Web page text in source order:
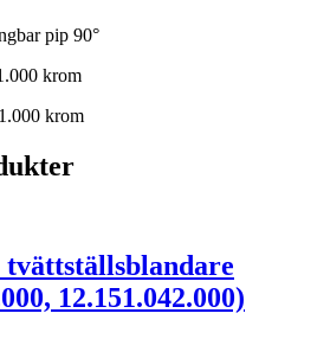
pip 90°
krom
krom
12.151.042.000)